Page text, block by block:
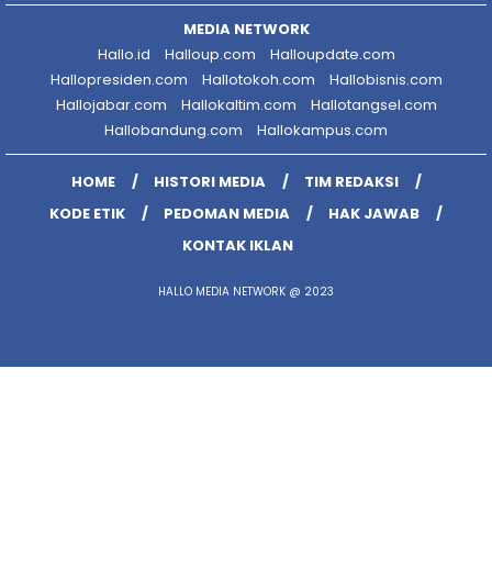
MEDIA NETWORK
Hallo.id
Halloup.com
Halloupdate.com
Hallopresiden.com
Hallotokoh.com
Hallobisnis.com
Hallojabar.com
Hallokaltim.com
Hallotangsel.com
Hallobandung.com
Hallokampus.com
HOME HISTORI MEDIA
TIM REDAKSI
KODE ETIK
PEDOMAN MEDIA
HAK JAWAB
KONTAK IKLAN
HALLO MEDIA NETWORK @ 2023